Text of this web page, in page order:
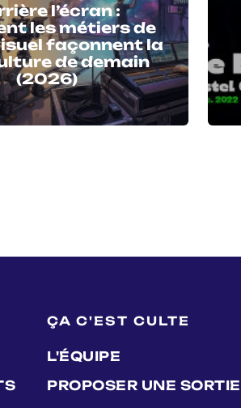
l’écran :
les métiers de
façonnent la
de demain
(2026)
ÇA C'EST CULTE
L'ÉQUIPE
PROPOSER UNE SORTIE